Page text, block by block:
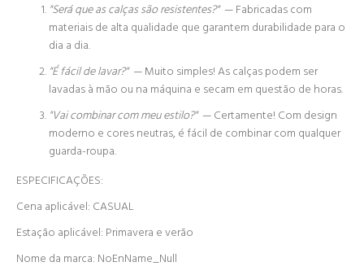
"Será que as calças são resistentes?"— Fabricadas com
materiais de alta qualidade que garantem durabilidade para o
dia a dia.
"É fácil de lavar?"— Muito simples! As calças podem ser
lavadas à mão ou na máquina e secam em questão de horas.
"Vai combinar com meu estilo?"— Certamente! Com design
moderno e cores neutras, é fácil de combinar com qualquer
guarda-roupa.
ESPECIFICAÇÕES:
Cena aplicável: CASUAL
Estação aplicável: Primavera e verão
Nome da marca: NoEnName_Null